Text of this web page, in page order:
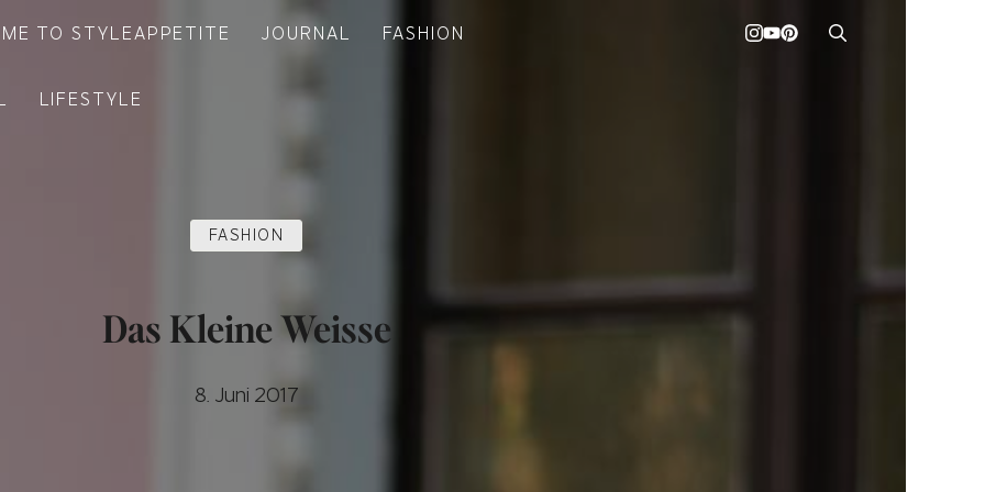
TO STYLEAPPETITE JOURNAL FASHION
LIFESTYLE
FASHION
Das Kleine Weisse
8. Juni 2017